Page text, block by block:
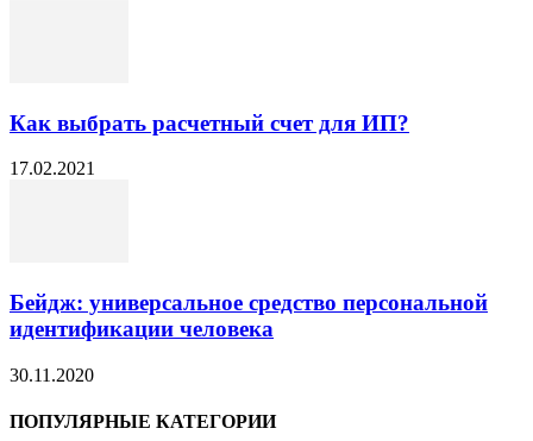
Как выбрать расчетный счет для ИП?
17.02.2021
Бейдж: универсальное средство персональной
идентификации человека
30.11.2020
ПОПУЛЯРНЫЕ КАТЕГОРИИ